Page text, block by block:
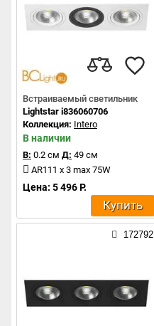
Встраиваемый светильник
Lightstar i836060706
Коллекция: Intero
В наличии
В: 0.2 см Д: 49 см
AR111 x 3 max 75W
Цена: 5 496 Р.
Купить
172792